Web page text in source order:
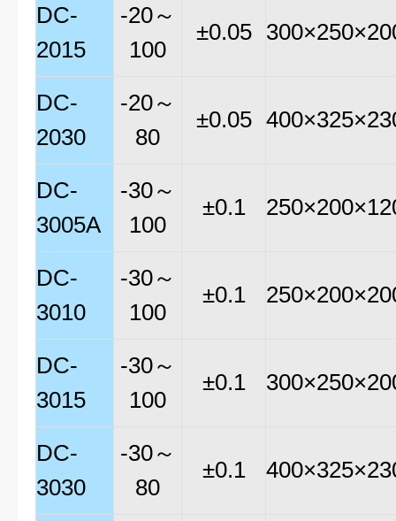
DC-
2015
-20～
100
±0.05
DC-
2030
-20～
80
±0.05
DC-
3005A
-30～
100
±0.1
DC-
3010
-30～
100
±0.1
DC-
3015
-30～
100
±0.1
DC-
3030
-30～
80
±0.1